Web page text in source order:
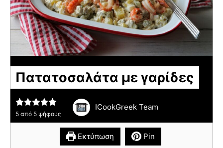
Πατατοσαλάτα με γαρίδες
5 από 5 ψήφους
ICookGreek Team
Εκτύπωση
Pin